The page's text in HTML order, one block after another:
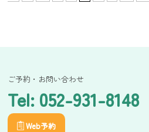
ご予約・お問い合わせ
Tel: 052-931-8148
Web予約